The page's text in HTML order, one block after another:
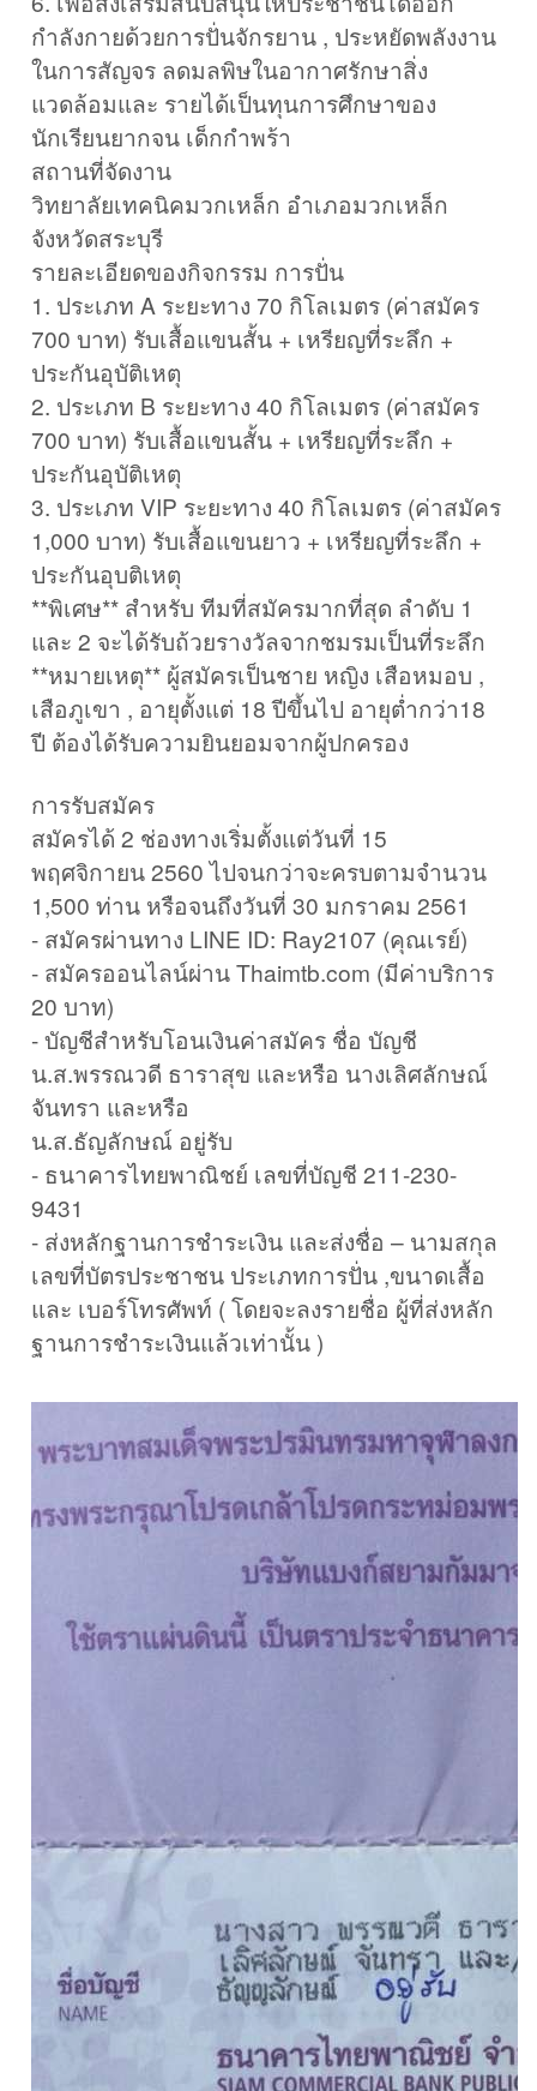
กำลังกายด้วยการปั่นจักรยาน , ประหยัดพลังงาน
ในการสัญจร ลดมลพิษในอากาศรักษาสิ่ง
แวดล้อมและ รายได้เป็นทุนการศึกษาของ
นักเรียนยากจน เด็กกำพร้า
สถานที่จัดงาน
วิทยาลัยเทคนิคมวกเหล็ก อำเภอมวกเหล็ก
จังหวัดสระบุรี
รายละเอียดของกิจกรรม การปั่น
1. ประเภท A ระยะทาง 70 กิโลเมตร (ค่าสมัคร
700 บาท) รับเสื้อแขนสั้น + เหรียญที่ระลึก +
ประกันอุบัติเหตุ
2. ประเภท B ระยะทาง 40 กิโลเมตร (ค่าสมัคร
700 บาท) รับเสื้อแขนสั้น + เหรียญที่ระลึก +
ประกันอุบัติเหตุ
3. ประเภท VIP ระยะทาง 40 กิโลเมตร (ค่าสมัคร
1,000 บาท) รับเสื้อแขนยาว + เหรียญที่ระลึก +
ประกันอุบติเหตุ
**พิเศษ** สำหรับ ทีมที่สมัครมากที่สุด ลำดับ 1
และ 2 จะได้รับถ้วยรางวัลจากชมรมเป็นที่ระลึก
**หมายเหตุ** ผู้สมัครเป็นชาย หญิง เสือหมอบ ,
เสือภูเขา , อายุตั้งแต่ 18 ปีขึ้นไป อายุต่ำกว่า18
ปี ต้องได้รับความยินยอมจากผู้ปกครอง
การรับสมัคร
สมัครได้ 2 ช่องทางเริ่มตั้งแต่วันที่ 15
พฤศจิกายน 2560 ไปจนกว่าจะครบตามจำนวน
1,500 ท่าน หรือจนถึงวันที่ 30 มกราคม 2561
- สมัครผ่านทาง LINE ID: Ray2107 (คุณเรย์)
- สมัครออนไลน์ผ่าน Thaimtb.com (มีค่าบริการ
20 บาท)
- บัญชีสำหรับโอนเงินค่าสมัคร ชื่อ บัญชี
น.ส.พรรณวดี ธาราสุข และหรือ นางเลิศลักษณ์
จันทรา และหรือ
น.ส.ธัญลักษณ์ อยู่รับ
- ธนาคารไทยพาณิชย์ เลขที่บัญชี 211-230-
9431
- ส่งหลักฐานการชำระเงิน และส่งชื่อ – นามสกุล
เลขที่บัตรประชาชน ประเภทการปั่น ,ขนาดเสื้อ
และ เบอร์โทรศัพท์ ( โดยจะลงรายชื่อ ผู้ที่ส่งหลัก
ฐานการชำระเงินแล้วเท่านั้น )